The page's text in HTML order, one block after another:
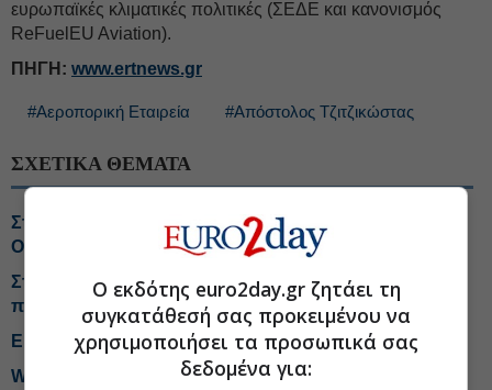
ευρωπαϊκές κλιματικές πολιτικές (ΣΕΔΕ και κανονισμός
ReFuelEU Aviation).
ΠΗΓΗ: www.ertnews.gr
#Αεροπορική Εταιρεία #Απόστολος Τζιτζικώστας
ΣΧΕΤΙΚΑ ΘΕΜΑΤΑ
Στα 66,1 εκατ. «προσγειώνεται» η επένδυση της
Olympic Air
Στο μικροσκόπιο της Αρχή Πολιτικής Αεροπορίας η
προσγείωση ελικοπτέρου στο Σαρακήνικο
Εκλεισε το ντιλ για την εξαγορά της EasyJet
Wizz Air: Ο πόλεμος με το Ιράν «βυθίζει» την
Ο εκδότης euro2day.gr ζητάει τη
συγκατάθεσή σας προκειμένου να
χρησιμοποιήσει τα προσωπικά σας
δεδομένα για: